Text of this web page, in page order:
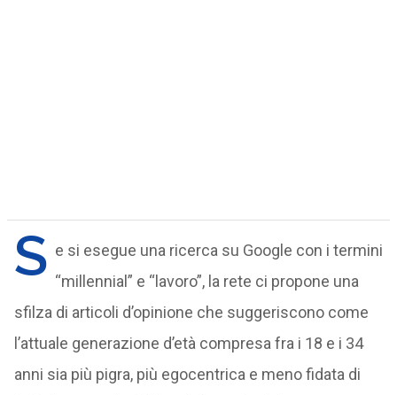
S e si esegue una ricerca su Google con i termini
“millennial” e “lavoro”, la rete ci propone una
sfilza di articoli d’opinione che suggeriscono come
l’attuale generazione d’età compresa fra i 18 e i 34
anni sia più pigra, più egocentrica e meno fidata di